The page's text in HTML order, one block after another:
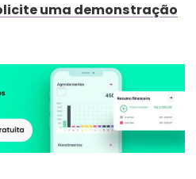
uma demonstração